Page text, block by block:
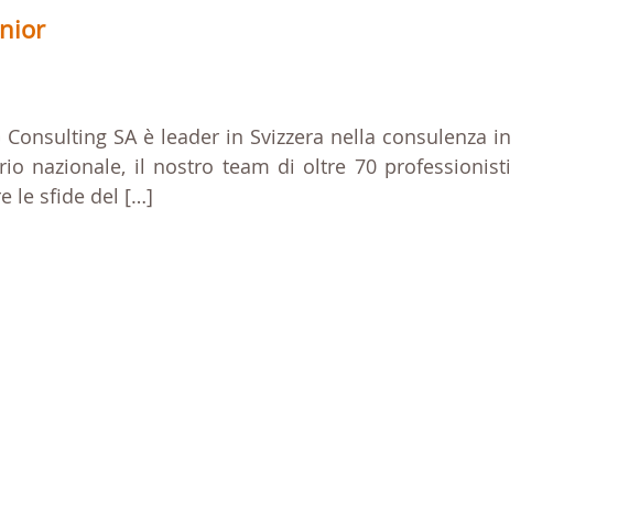
SA è leader in Svizzera nella consulenza in
nazionale, il nostro team di oltre 70 professionisti
le sfide del […]